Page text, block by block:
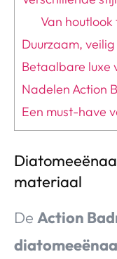
Van
Duurzaam,
Betaalbare luxe
Nadelen Action
Een must-have
materiaal
De Action